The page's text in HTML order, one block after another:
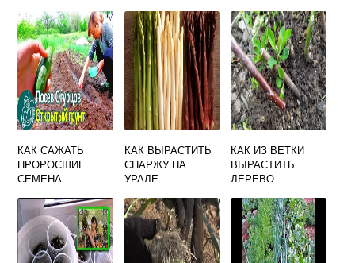
КАК САЖАТЬ
ПРОРОСШИЕ
СЕМЕНА
КАК ВЫРАСТИТЬ
СПАРЖУ НА
УРАЛЕ
КАК ИЗ ВЕТКИ
ВЫРАСТИТЬ
ДЕРЕВО